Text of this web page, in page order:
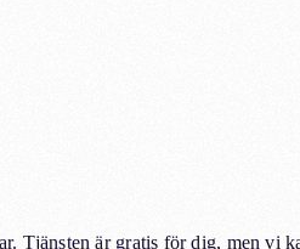
Tjänsten är gratis för dig, men vi